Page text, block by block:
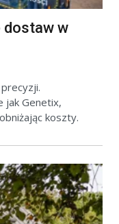
dostaw w
jak Genetix,
koszty.